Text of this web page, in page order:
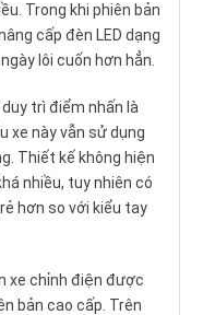
Trong khi phiên bản
cấp đèn LED dạng
lôi cuốn hơn hẳn.
trì điểm nhấn là
xe này vẫn sử dụng
Thiết kế không hiện
nhiều, tuy nhiên có
hơn so với kiểu tay
xe chỉnh điện được
bản cao cấp. Trên